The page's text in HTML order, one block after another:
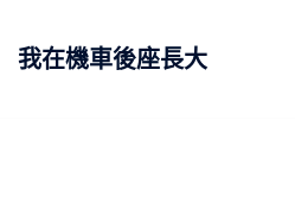
我在機車後座長大